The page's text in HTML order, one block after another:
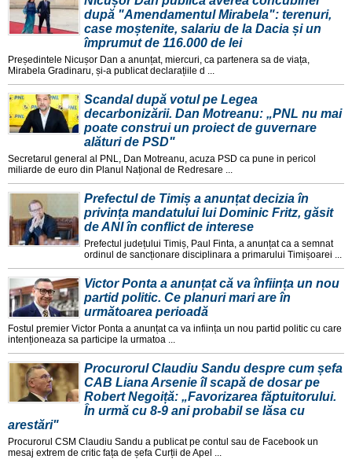
după "Amendamentul Mirabela": terenuri,
case moștenite, salariu de la Dacia și un
împrumut de 116.000 de lei
Președintele Nicușor Dan a anunțat, miercuri, ca partenera sa de viața,
Mirabela Gradinaru, și-a publicat declarațiile d ...
Scandal după votul pe Legea
decarbonizării. Dan Motreanu: „PNL nu mai
poate construi un proiect de guvernare
alături de PSD"
Secretarul general al PNL, Dan Motreanu, acuza PSD ca pune in pericol
miliarde de euro din Planul Național de Redresare ...
Prefectul de Timiș a anunțat decizia în
privința mandatului lui Dominic Fritz, găsit
de ANI în conflict de interese
Prefectul județului Timiș, Paul Finta, a anunțat ca a semnat
ordinul de sancționare disciplinara a primarului Timișoarei ...
Victor Ponta a anunțat că va înființa un nou
partid politic. Ce planuri mari are în
următoarea perioadă
Fostul premier Victor Ponta a anunțat ca va inființa un nou partid politic cu care
intenționeaza sa participe la urmatoa ...
Procurorul Claudiu Sandu despre cum șefa
CAB Liana Arsenie îl scapă de dosar pe
Robert Negoiță: „Favorizarea făptuitorului.
În urmă cu 8-9 ani probabil se lăsa cu
arestări"
Procurorul CSM Claudiu Sandu a publicat pe contul sau de Facebook un
mesaj extrem de critic fața de șefa Curții de Apel ...